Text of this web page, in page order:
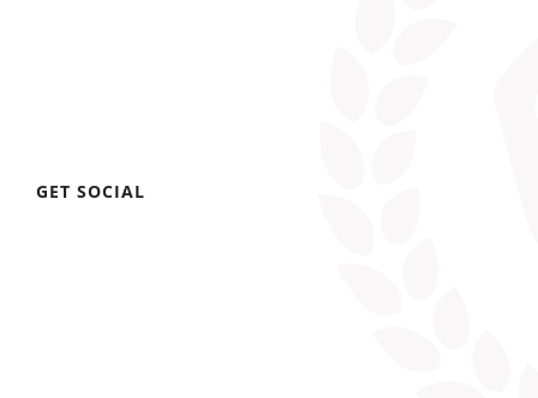
GET SOCIAL